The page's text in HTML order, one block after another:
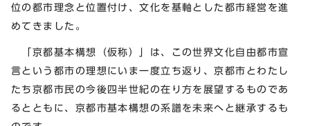
位の都市理念と位置付け、文化を基軸とした都市経営を進
めてきました。
「京都基本構想（仮称）」は、この世界文化自由都市宣
言という都市の理想にいま一度立ち返り、京都市とわたし
たち京都市民の今後四半世紀の在り方を展望するものであ
るとともに、京都市基本構想の系譜を未来へと継承するも